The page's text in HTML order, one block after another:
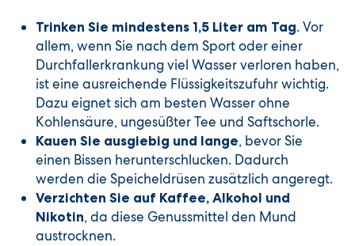
Trinken Sie mindestens 1,5 Liter am Tag. Vor
allem, wenn Sie nach dem Sport oder einer
Durchfallerkrankung viel Wasser verloren haben,
ist eine ausreichende Flüssigkeitszufuhr wichtig.
Dazu eignet sich am besten Wasser ohne
Kohlensäure, ungesüßter Tee und Saftschorle.
Kauen Sie ausgiebig und lange, bevor Sie
einen Bissen herunterschlucken. Dadurch
werden die Speicheldrüsen zusätzlich angeregt.
Verzichten Sie auf Kaffee, Alkohol und
Nikotin, da diese Genussmittel den Mund
austrocknen.